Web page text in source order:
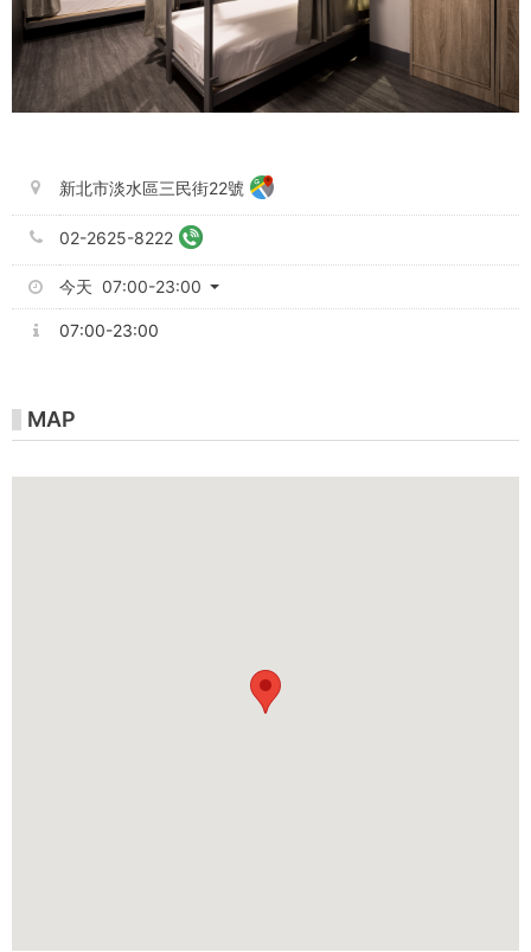
新北市淡水區三民街22號
02-2625-8222
今天 07:00-23:00
07:00-23:00
MAP